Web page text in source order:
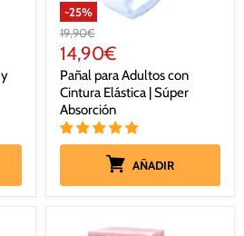
-25%
Precio
original
19,90€
Precio
actual
14,90€
Pañal para Adultos con
Cintura Elástica | Súper
Absorción
AÑADIR